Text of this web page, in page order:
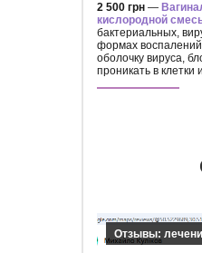
2 500 грн —
кислородной
бактериальных,
формах
оболочку вируса,
проникать в клетки
Отзывы: